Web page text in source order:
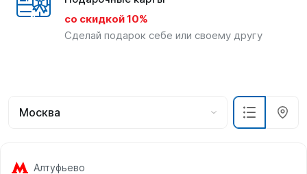
со скидкой 10%
Сделай подарок себе или своему другу
Москва
Алтуфьево